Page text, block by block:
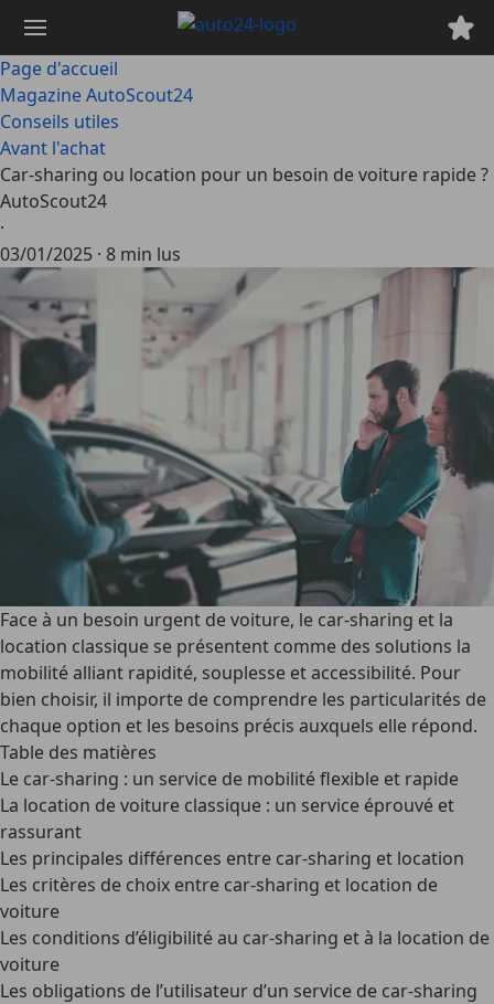
contenu
principal
Page d'accueil
Magazine AutoScout24
Conseils utiles
Avant l'achat
Car-sharing ou location pour un besoin de voiture rapide ?
AutoScout24
·
03/01/2025 · 8 min lus
Face à un besoin urgent de voiture, le car-sharing et la
location classique se présentent comme des solutions la
mobilité alliant rapidité, souplesse et accessibilité. Pour
bien choisir, il importe de comprendre les particularités de
chaque option et les besoins précis auxquels elle répond.
Table des matières
Le car-sharing : un service de mobilité flexible et rapide
La location de voiture classique : un service éprouvé et
rassurant
Les principales différences entre car-sharing et location
Les critères de choix entre car-sharing et location de
voiture
Les conditions d’éligibilité au car-sharing et à la location de
voiture
Les obligations de l’utilisateur d’un service de car-sharing